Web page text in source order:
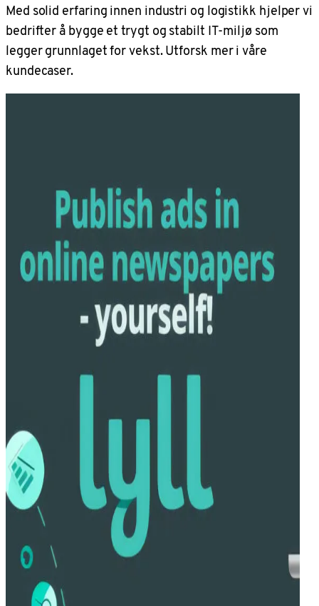
Med solid erfaring innen industri og logistikk hjelper vi
bedrifter å bygge et trygt og stabilt IT-miljø som
legger grunnlaget for vekst. Utforsk mer i våre
kundecaser.